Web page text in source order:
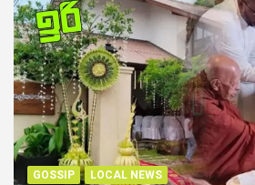
GOSSIP LOCAL NEWS